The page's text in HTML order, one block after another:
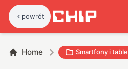
powrót
Home Smartfony i